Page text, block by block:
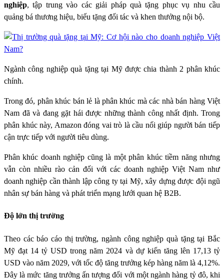
nghiệp, tập trung vào các giải pháp quà tặng phục vụ nhu cầu
quảng bá thương hiệu, biếu tặng đối tác và khen thưởng nội bộ.
Ngành công nghiệp quà tặng tại Mỹ được chia thành 2 phân khúc
chính.
Trong đó, phân khúc bán lẻ là phân khúc mà các nhà bán hàng Việt
Nam đã và đang gặt hái được những thành công nhất định. Trong
phân khúc này, Amazon đóng vai trò là cầu nối giúp người bán tiếp
cận trực tiếp với người tiêu dùng.
Phân khúc doanh nghiệp cũng là một phân khúc tiềm năng nhưng
vẫn còn nhiều rào cản đối với các doanh nghiệp Việt Nam như
doanh nghiệp cần thành lập công ty tại Mỹ, xây dựng được đội ngũ
nhân sự bán hàng và phát triển mạng lưới quan hệ B2B.
Độ lớn thị trường
Theo các báo cáo thị trường, ngành công nghiệp quà tặng tại Bắc
Mỹ đạt 14 tỷ USD trong năm 2024 và dự kiến tăng lên 17,13 tỷ
USD vào năm 2029, với tốc độ tăng trưởng kép hàng năm là 4,12%.
Đây là mức tăng trưởng ấn tượng đối với một ngành hàng tỷ đô, khi